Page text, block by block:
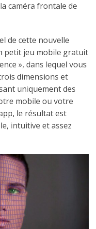
caméra frontale de
de cette nouvelle
petit jeu mobile gratuit
», dans lequel vous
dimensions et
uniquement des
mobile ou votre
le résultat est
intuitive et assez